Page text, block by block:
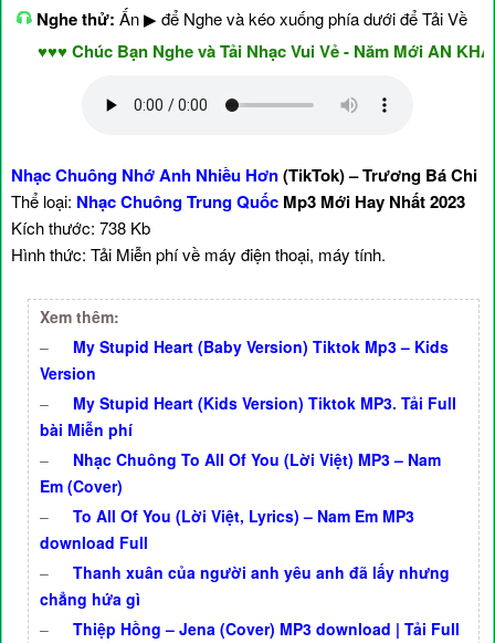
Nghe thử: Ấn ▶ để Nghe và kéo xuống phía dưới để Tải Về
♥♥♥ Chúc Bạn Nghe và Tải Nhạc Vui Vẻ - Năm Mới AN
Nhạc Chuông Nhớ Anh Nhiều Hơn(TikTok) – Trương Bá Chi
Thể loại: Nhạc Chuông Trung Quốc Mp3 Mới Hay Nhất 2023
Kích thước: 738 Kb
Hình thức: Tải Miễn phí về máy điện thoại, máy tính.
Xem thêm:
–
My Stupid Heart (Baby Version) Tiktok Mp3 – Kids
Version
–
My Stupid Heart (Kids Version) Tiktok MP3. Tải Full
bài Miễn phí
–
Nhạc Chuông To All Of You (Lời Việt) MP3 – Nam
Em (Cover)
–
To All Of You (Lời Việt, Lyrics) – Nam Em MP3
download Full
–
Thanh xuân của người anh yêu anh đã lấy nhưng
chẳng hứa gì
–
Thiệp Hồng – Jena (Cover) MP3 download | Tải Full